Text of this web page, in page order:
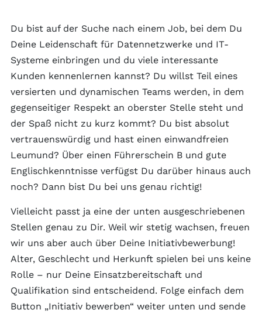
Du bist auf der Suche nach einem Job, bei dem Du
Deine Leidenschaft für Datennetzwerke und IT-
Systeme einbringen und du viele interessante
Kunden kennenlernen kannst? Du willst Teil eines
versierten und dynamischen Teams werden, in dem
gegenseitiger Respekt an oberster Stelle steht und
der Spaß nicht zu kurz kommt? Du bist absolut
vertrauenswürdig und hast einen einwandfreien
Leumund? Über einen Führerschein B und gute
Englischkenntnisse verfügst Du darüber hinaus auch
noch? Dann bist Du bei uns genau richtig!
Vielleicht passt ja eine der unten ausgeschriebenen
Stellen genau zu Dir. Weil wir stetig wachsen, freuen
wir uns aber auch über Deine Initiativbewerbung!
Alter, Geschlecht und Herkunft spielen bei uns keine
Rolle – nur Deine Einsatzbereitschaft und
Qualifikation sind entscheidend. Folge einfach dem
Button „Initiativ bewerben“ weiter unten und sende